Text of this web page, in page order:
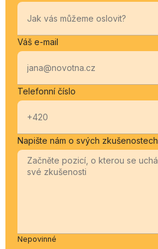
Váš e-mail
Telefonní číslo
Napište nám o svých zkušenostech
Nepovinné